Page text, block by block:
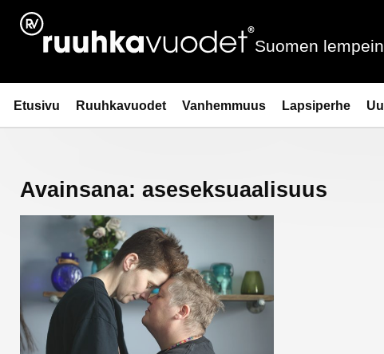
Siirry
sisältöön
Ruuhkavuodet.fi
Suomen
Etusivu Ruuhkavuodet Vanhemmuus Lapsiperhe
Avainsana: aseseksuaalisuus